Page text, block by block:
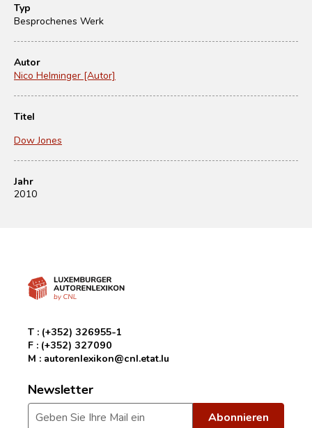
Typ
Besprochenes Werk
Autor
Nico Helminger [Autor]
Titel
Dow Jones
Jahr
2010
T : (+352) 326955-1
F : (+352) 327090
M : autorenlexikon@cnl.etat.lu
Newsletter